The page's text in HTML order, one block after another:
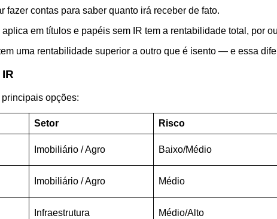
contas para saber quanto irá receber de fato.
em títulos e papéis sem IR tem a rentabilidade total, por
uma rentabilidade superior a outro que é isento — e essa
opções:
Setor Risco
Imobiliário / Agro Baixo/Médio
Imobiliário / Agro Médio
Infraestrutura Médio/Alto